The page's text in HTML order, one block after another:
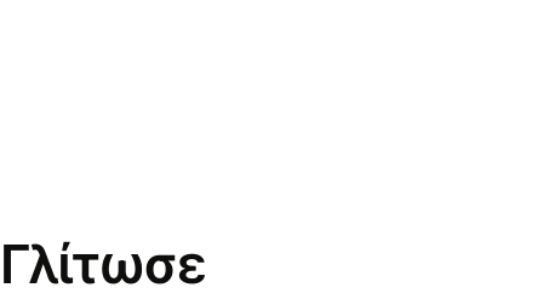
Γλίτωσε